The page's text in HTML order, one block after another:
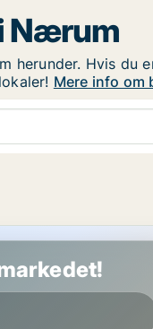
Nærum
herunder. Hvis du
Mere info om